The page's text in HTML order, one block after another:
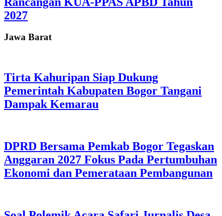
2027
Jawa Barat
Tirta Kahuripan Siap Dukung
Pemerintah Kabupaten Bogor Tangani
Dampak Kemarau
DPRD Bersama Pemkab Bogor Tegaskan
Anggaran 2027 Fokus Pada Pertumbuhan
Ekonomi dan Pemerataan Pembangunan